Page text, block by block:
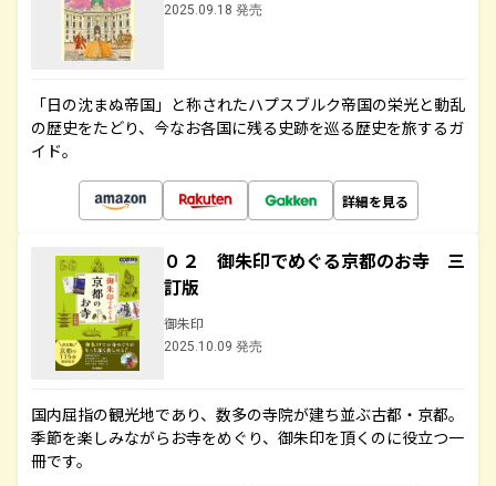
2025.09.18 発売
「日の沈まぬ帝国」と称されたハプスブルク帝国の栄光と動乱
の歴史をたどり、今なお各国に残る史跡を巡る歴史を旅するガ
イド。
詳細を見る
０２ 御朱印でめぐる京都のお寺 三
訂版
御朱印
2025.10.09 発売
国内屈指の観光地であり、数多の寺院が建ち並ぶ古都・京都。
季節を楽しみながらお寺をめぐり、御朱印を頂くのに役立つ一
冊です。